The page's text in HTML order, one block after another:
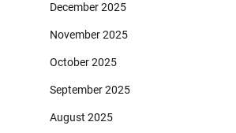
December 2025
November 2025
October 2025
September 2025
August 2025